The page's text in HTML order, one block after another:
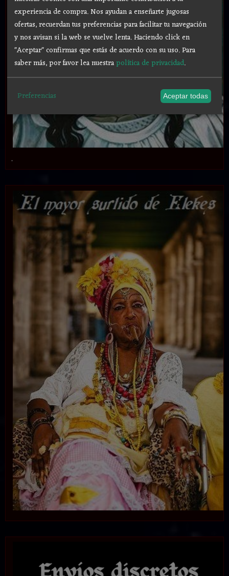
.
experiencia de compra. Nos ayudan a enseñarte jugosas
ofertas, recuerdan tus preferencias para facilitar tu navegación
y nos avisan si la web se vuelve lenta. Haciendo click en
"Aceptar" confirmas que estás de acuerdo con su uso.Para
saber más, por favor lea nuestrapolítica de privacidad.
Preferencias Aceptar todas